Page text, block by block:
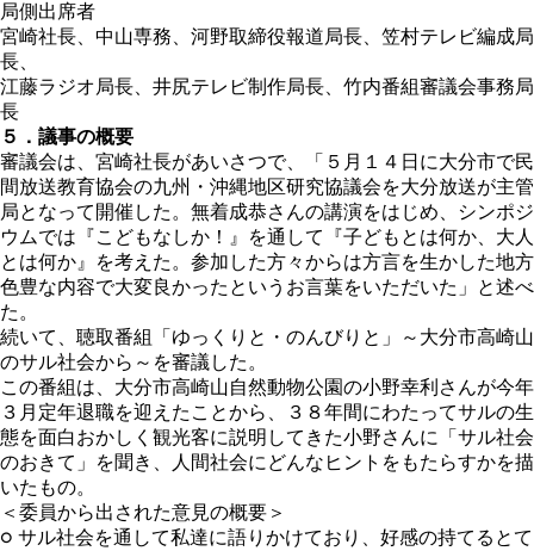
局側出席者
宮崎社長、中山専務、河野取締役報道局長、笠村テレビ編成局
長、
江藤ラジオ局長、井尻テレビ制作局長、竹内番組審議会事務局
長
５．議事の概要
審議会は、宮崎社長があいさつで、「５月１４日に大分市で民
間放送教育協会の九州・沖縄地区研究協議会を大分放送が主管
局となって開催した。無着成恭さんの講演をはじめ、シンポジ
ウムでは『こどもなしか！』を通して『子どもとは何か、大人
とは何か』を考えた。参加した方々からは方言を生かした地方
色豊な内容で大変良かったというお言葉をいただいた」と述べ
た。
続いて、聴取番組「ゆっくりと・のんびりと」～大分市高崎山
のサル社会から～を審議した。
この番組は、大分市高崎山自然動物公園の小野幸利さんが今年
３月定年退職を迎えたことから、３８年間にわたってサルの生
態を面白おかしく観光客に説明してきた小野さんに「サル社会
のおきて」を聞き、人間社会にどんなヒントをもたらすかを描
いたもの。
＜委員から出された意見の概要＞
○ サル社会を通して私達に語りかけており、好感の持てるとて